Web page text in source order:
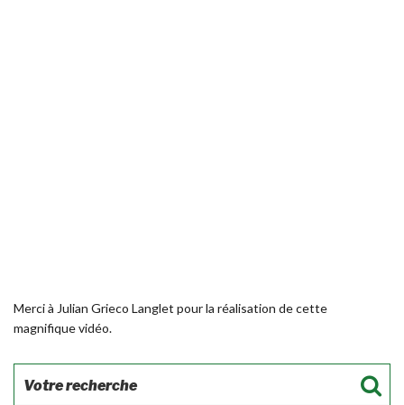
Merci à Julian Grieco Langlet pour la réalisation de cette
magnifique vidéo.